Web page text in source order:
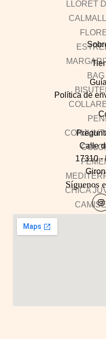
Política de
Calle
17310 -
Síguenos